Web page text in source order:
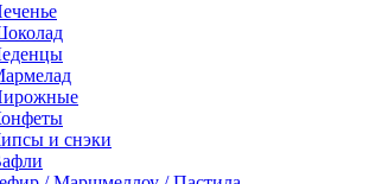
и снэки